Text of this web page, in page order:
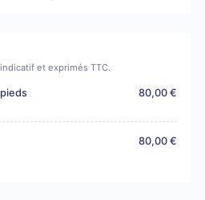
et exprimés TTC.
80,00 €
80,00 €